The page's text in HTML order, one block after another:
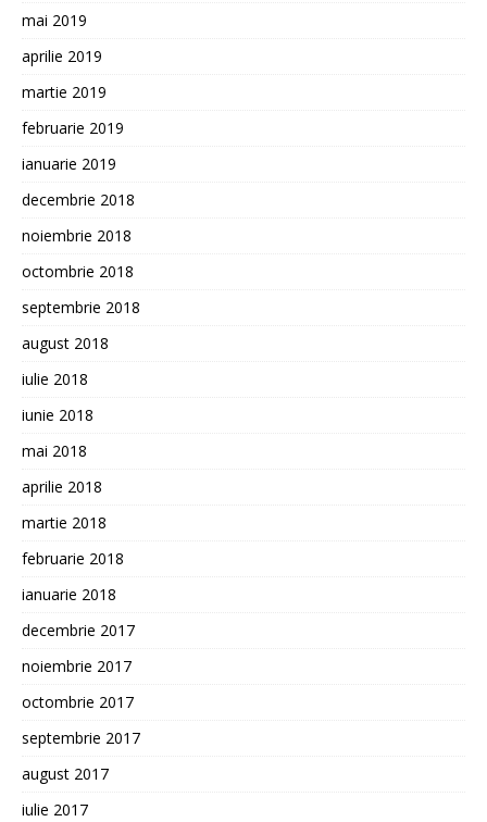
mai 2019
aprilie 2019
martie 2019
februarie 2019
ianuarie 2019
decembrie 2018
noiembrie 2018
octombrie 2018
septembrie 2018
august 2018
iulie 2018
iunie 2018
mai 2018
aprilie 2018
martie 2018
februarie 2018
ianuarie 2018
decembrie 2017
noiembrie 2017
octombrie 2017
septembrie 2017
august 2017
iulie 2017